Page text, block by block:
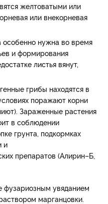
желтоватыми или
или внекорневая
особенно нужна во время
и формирования
листья вянут,
грибы находятся в
поражают корни
Зараженные растения
в соблюдении
грунта, подкормках
и
препаратов (Алирин–Б,
фузариозным увяданием
марганцовки.